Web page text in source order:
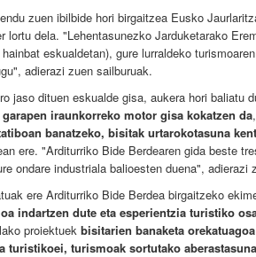
zuen ibilbide hori birgaitzea Eusko
lortu dela. "Lehentasunezko Jarduketarako
eskualdetan), gure lurraldeko
adierazi zuen sailburuak.
jaso dituen eskualde gisa, aukera hori baliatu
iraunkorreko motor gisa kokatzen da
banatzeko, bisitak urtarokotasuna
ere. "Arditurriko Bide Berdearen gida beste
ondare industriala balioesten duena", adierazi
ere Arditurriko Bide Berdea birgaitzeko
indartzen dute eta esperientzia turistiko
proiektuek bisitarien banaketa
turistikoei, turismoak sortutako